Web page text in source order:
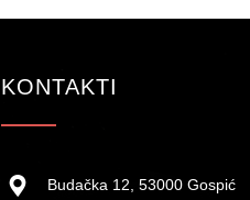
KONTAKTI
Budačka 12, 53000 Gospić